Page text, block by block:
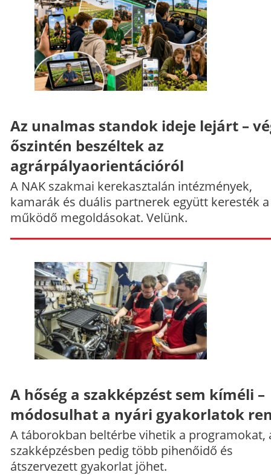
Az unalmas standok ideje lejárt –
őszintén beszéltek az
agrárpályaorientációról
A NAK szakmai kerekasztalán intézmények,
kamarák és duális partnerek együtt keresték a
működő megoldásokat. Velünk.
A hőség a szakképzést sem kíméli –
módosulhat a nyári gyakorlatok
A táborokban beltérbe vihetik a programokat,
szakképzésben pedig több pihenőidő és
átszervezett gyakorlat jöhet.